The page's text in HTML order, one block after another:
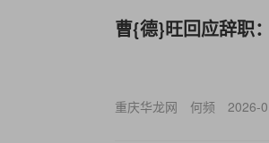
曹{德}旺回应辞职
重庆华龙网 何频 2026-